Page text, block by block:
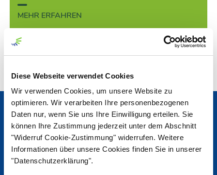
Diese Webseite verwendet Cookies
Wir verwenden Cookies, um unsere Website zu
optimieren. Wir verarbeiten Ihre personenbezogenen
Daten nur, wenn Sie uns Ihre Einwilligung erteilen. Sie
können Ihre Zustimmung jederzeit unter dem Abschnitt
"Widerruf Cookie-Zustimmung" widerrufen. Weitere
Informationen über unsere Cookies finden Sie in unserer
"Datenschutzerklärung".
MEHR ERFAHREN
Aktuelles
News Center